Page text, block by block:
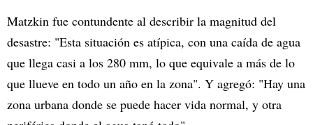
Matzkin fue contundente al describir la magnitud del
desastre: "Esta situación es atípica, con una caída de agua
que llega casi a los 280 mm, lo que equivale a más de lo
que llueve en todo un año en la zona". Y agregó: "Hay una
zona urbana donde se puede hacer vida normal, y otra